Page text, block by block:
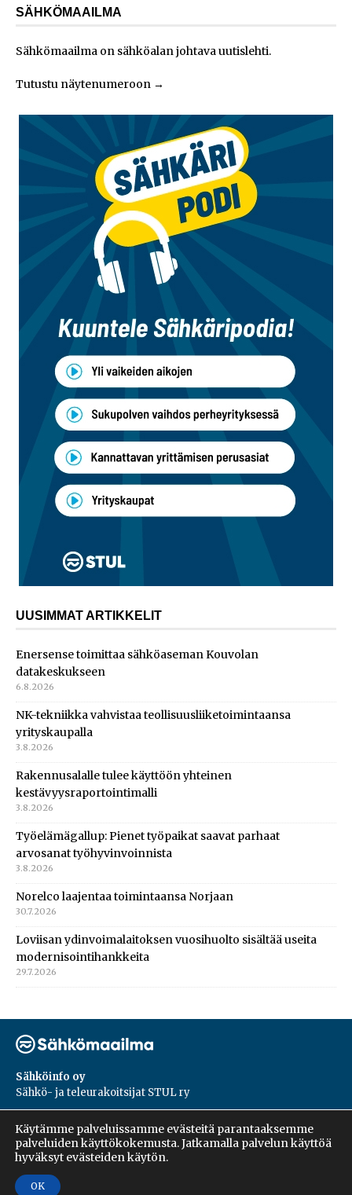
SÄHKÖMAAILMA
Sähkömaailma on sähköalan johtava uutislehti.
Tutustu näytenumeroon →
UUSIMMAT ARTIKKELIT
Enersense toimittaa sähköaseman Kouvolan
datakeskukseen
6.8.2026
NK-tekniikka vahvistaa teollisuusliiketoimintaansa
yrityskaupalla
3.8.2026
Rakennusalalle tulee käyttöön yhteinen
kestävyysraportointimalli
3.8.2026
Työelämägallup: Pienet työpaikat saavat parhaat
arvosanat työhyvinvoinnista
3.8.2026
Norelco laajentaa toimintaansa Norjaan
30.7.2026
Loviisan ydinvoimalaitoksen vuosihuolto sisältää useita
modernisointihankkeita
29.7.2026
Sähköinfo oy
Sähkö- ja teleurakoitsijat STUL ry
PL 55, 02601, Espoo
Harakantie 18 B
09 5476 1422
Käytämme palveluissamme evästeitä parantaaksemme
palveluiden käyttökokemusta. Jatkamalla palvelun käyttöä
hyväksyt evästeiden käytön.
OK